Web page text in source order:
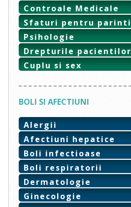
Controale Medicale
Sfaturi pentru parinti
Psihologie
Drepturile pacientilor
Cuplu si sex
BOLI SI AFECTIUNI
Alergii
Afectiuni hepatice
Boli infectioase
Boli respiratorii
Dermatologie
Ginecologie